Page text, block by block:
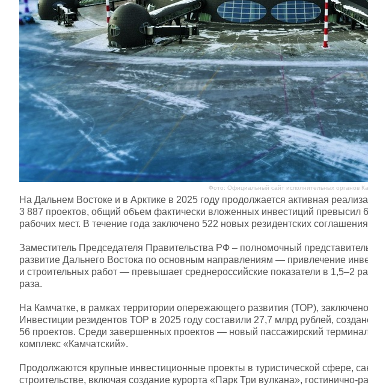
Фото: Официальный сайт исполнительных органов
На Дальнем Востоке и в Арктике в 2025 году продолжается активная
3 887 проектов, общий объем фактически вложенных инвестиций превысил
рабочих мест. В течение года заключено 522 новых резидентских
Заместитель Председателя Правительства РФ – полномочный
развитие Дальнего Востока по основным направлениям — привлечение
и строительных работ — превышает среднероссийские показатели в 1,5–2
раза.
На Камчатке, в рамках территории опережающего развития (ТОР),
Инвестиции резидентов ТОР в 2025 году составили 27,7 млрд рублей,
56 проектов. Среди завершенных проектов — новый пассажирский
комплекс «Камчатский».
Продолжаются крупные инвестиционные проекты в туристической сфере,
строительстве, включая создание курорта «Парк Три вулкана», гостинично-